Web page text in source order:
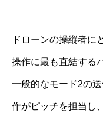
ドローンの操縦者に
操作に最も直結する
一般的なモード2の
作がピッチを担当し